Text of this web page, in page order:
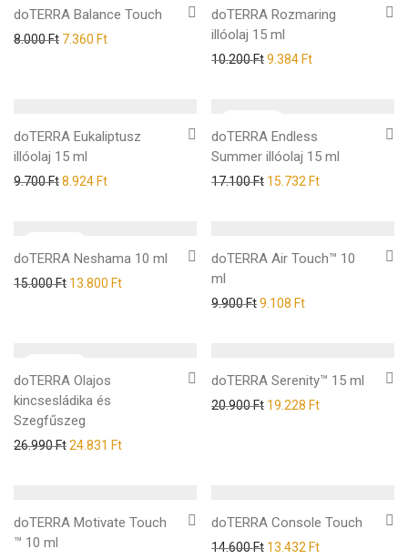
doTERRA Balance Touch
8.000Ft 7.360 Ft
doTERRA Rozmaring
illóolaj 15 ml
10.200Ft9.384 Ft
doTERRA Eukaliptusz
illóolaj 15 ml
9.700Ft8.924 Ft
doTERRA Endless
Summer illóolaj 15 ml
17.100Ft 15.732 Ft
doTERRA Neshama 10 ml
15.000Ft 13.800 Ft
doTERRA Air Touch™ 10
ml
9.900Ft9.108 Ft
doTERRA Olajos
kincsesládika és
Szegfűszeg
26.990Ft24.831 Ft
doTERRA Serenity™ 15 ml
20.900Ft 19.228 Ft
doTERRA Motivate Touch
™ 10 ml
doTERRA Console Touch
14.600Ft 13.432 Ft